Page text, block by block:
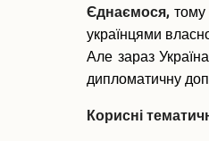
Єднаємося,
українцями
Але зараз
дипломатичну
Корисні